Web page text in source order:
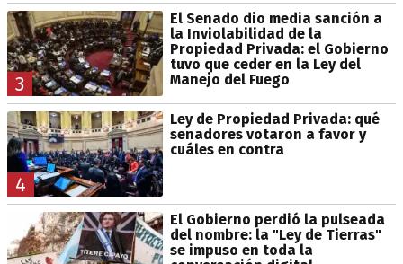
3
El Senado dio media sanción a
la Inviolabilidad de la
Propiedad Privada: el Gobierno
tuvo que ceder en la Ley del
Manejo del Fuego
4
Ley de Propiedad Privada: qué
senadores votaron a favor y
cuáles en contra
El Gobierno perdió la pulseada
del nombre: la "Ley de Tierras"
se impuso en toda la